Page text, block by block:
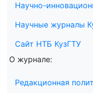
Научно-
Научные журналы
Сайт НТБ КузГТУ
О журнале:
Редакционная